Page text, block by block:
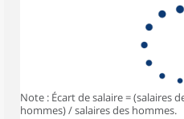
Note : Écart de salaire = (salaires
hommes) / salaires des hommes.